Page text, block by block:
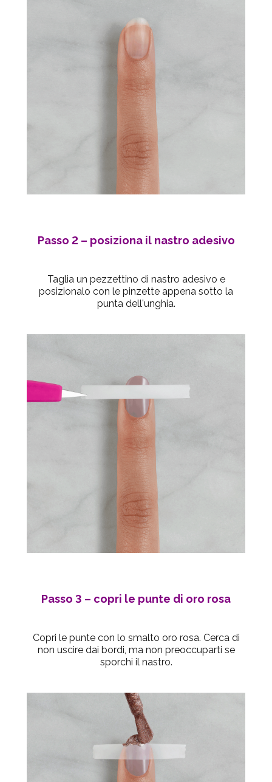
Passo 2 – posiziona il nastro adesivo
Taglia un pezzettino di nastro adesivo e
posizionalo con le pinzette appena sotto la
punta dell'unghia.
Passo 3 – copri le punte di oro rosa
Copri le punte con lo smalto oro rosa. Cerca di
non uscire dai bordi, ma non preoccuparti se
sporchi il nastro.